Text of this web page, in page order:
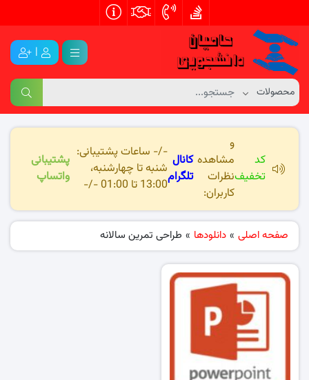
|
کد
تخفیف
و
مشاهده
نظرات
کاربران:
کانال
تلگرام
-/- ساعات پشتیبانی:
شنبه تا چهارشنبه،
13:00 تا 01:00 -/-
پشتیبانی
واتساپ
صفحه اصلی » دانلودها » طراحی تمرین سالانه